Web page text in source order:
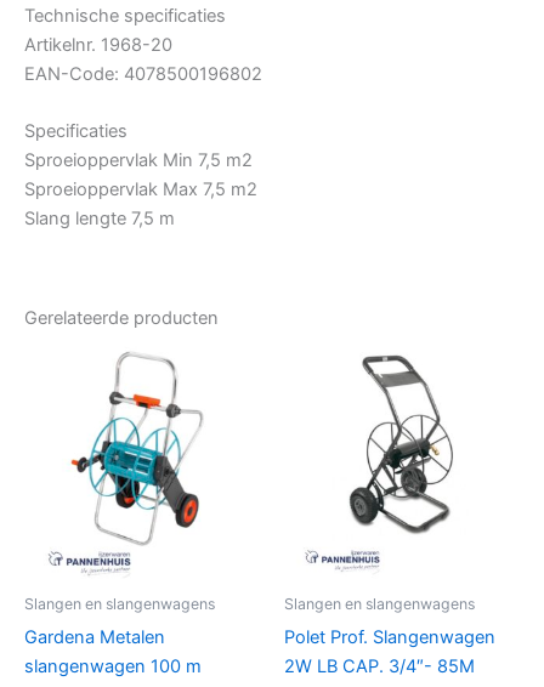
Technische specificaties
Artikelnr. 1968-20
EAN-Code: 4078500196802
Specificaties
Sproeioppervlak Min 7,5 m2
Sproeioppervlak Max 7,5 m2
Slang lengte 7,5 m
Gerelateerde producten
Slangen en slangenwagens
Gardena Metalen
slangenwagen 100 m
Slangen en slangenwagens
Polet Prof. Slangenwagen
2W LB CAP. 3/4″- 85M